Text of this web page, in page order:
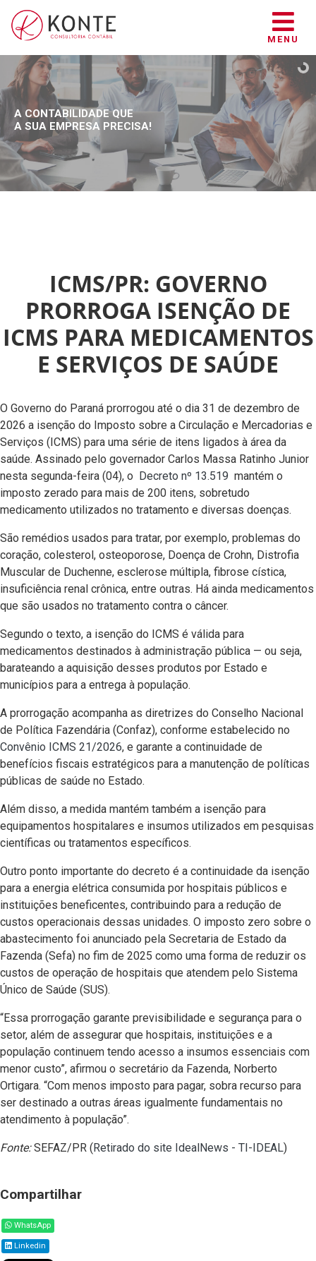
MENU
A CONTABILIDADE QUE
A SUA EMPRESA PRECISA!
ICMS/PR: GOVERNO
PRORROGA ISENÇÃO DE
ICMS PARA MEDICAMENTOS
E SERVIÇOS DE SAÚDE
O Governo do Paraná prorrogou até o dia 31 de dezembro de
2026 a isenção do Imposto sobre a Circulação e Mercadorias e
Serviços (ICMS) para uma série de itens ligados à área da
saúde. Assinado pelo governador Carlos Massa Ratinho Junior
nesta segunda-feira (04), o Decreto nº 13.519 mantém o
imposto zerado para mais de 200 itens, sobretudo
medicamento utilizados no tratamento e diversas doenças.
São remédios usados para tratar, por exemplo, problemas do
coração, colesterol, osteoporose, Doença de Crohn, Distrofia
Muscular de Duchenne, esclerose múltipla, fibrose cística,
insuficiência renal crônica, entre outras. Há ainda medicamentos
que são usados no tratamento contra o câncer.
Segundo o texto, a isenção do ICMS é válida para
medicamentos destinados à administração pública — ou seja,
barateando a aquisição desses produtos por Estado e
municípios para a entrega à população.
A prorrogação acompanha as diretrizes do Conselho Nacional
de Política Fazendária (Confaz), conforme estabelecido no
Convênio ICMS 21/2026, e garante a continuidade de
benefícios fiscais estratégicos para a manutenção de políticas
públicas de saúde no Estado.
Além disso, a medida mantém também a isenção para
equipamentos hospitalares e insumos utilizados em pesquisas
científicas ou tratamentos específicos.
Outro ponto importante do decreto é a continuidade da isenção
para a energia elétrica consumida por hospitais públicos e
instituições beneficentes, contribuindo para a redução de
custos operacionais dessas unidades. O imposto zero sobre o
abastecimento foi anunciado pela Secretaria de Estado da
Fazenda (Sefa) no fim de 2025 como uma forma de reduzir os
custos de operação de hospitais que atendem pelo Sistema
Único de Saúde (SUS).
“Essa prorrogação garante previsibilidade e segurança para o
setor, além de assegurar que hospitais, instituições e a
população continuem tendo acesso a insumos essenciais com
menor custo”, afirmou o secretário da Fazenda, Norberto
Ortigara. “Com menos imposto para pagar, sobra recurso para
ser destinado a outras áreas igualmente fundamentais no
atendimento à população”.
Fonte:SEFAZ/PR (Retirado do site IdealNews - TI-IDEAL)
Compartilhar
WhatsApp
Linkedin